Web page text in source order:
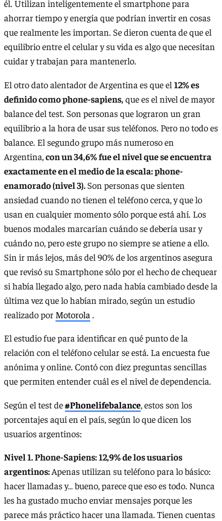
él. Utilizan inteligentemente el smartphone para
ahorrar tiempo y energía que podrían invertir en cosas
que realmente les importan. Se dieron cuenta de que el
equilibrio entre el celular y su vida es algo que necesitan
cuidar y trabajan para mantenerlo.
El otro dato alentador de Argentina es que el 12% es
definido como phone-sapiens,que es el nivel de mayor
balance del test. Son personas que lograron un gran
equilibrio a la hora de usar sus teléfonos. Pero no todo es
balance. El segundo grupo más numeroso en
Argentina,con un 34,6% fue el nivel que se encuentra
exactamente en el medio de la escala: phone-
enamorado (nivel 3).Son personas que sienten
ansiedad cuando no tienen el teléfono cerca, y que lo
usan en cualquier momento sólo porque está ahí. Los
buenos modales marcarían cuándo se debería usar y
cuándo no, pero este grupo no siempre se atiene a ello.
Sin ir más lejos, más del 90% de los argentinos asegura
que revisó su Smartphone sólo por el hecho de chequear
si había llegado algo, pero nada había cambiado desde la
última vez que lo habían mirado, según un estudio
realizado por Motorola .
El estudio fue para identificar en qué punto de la
relación con el teléfono celular se está. La encuesta fue
anónima y online. Contó con diez preguntas sencillas
que permiten entender cuál es el nivel de dependencia.
Según el test de#Phonelifebalance, estos son los
porcentajes aquí en el país, según lo que dicen los
usuarios argentinos:
Nivel 1. Phone-Sapiens: 12,9% de los usuarios
argentinos:Apenas utilizan su teléfono para lo básico:
hacer llamadas y… bueno, parece que eso es todo. Nunca
les ha gustado mucho enviar mensajes porque les
parece más práctico hacer una llamada. Tienen cuentas